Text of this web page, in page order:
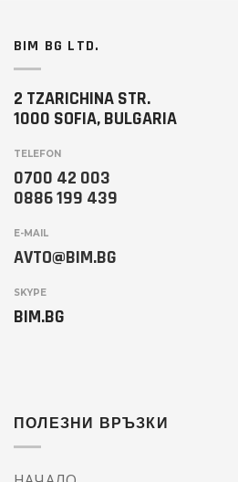
BIM BG LTD.
2 TZARICHINA STR.
1000 SOFIA, BULGARIA
TELEFON
0700 42 003
0886 199 439
E-MAIL
AVTO@BIM.BG
SKYPE
BIM.BG
ПОЛЕЗНИ ВРЪЗКИ